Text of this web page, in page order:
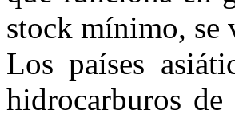
stock mínimo, se
Los países
hidrocarburos